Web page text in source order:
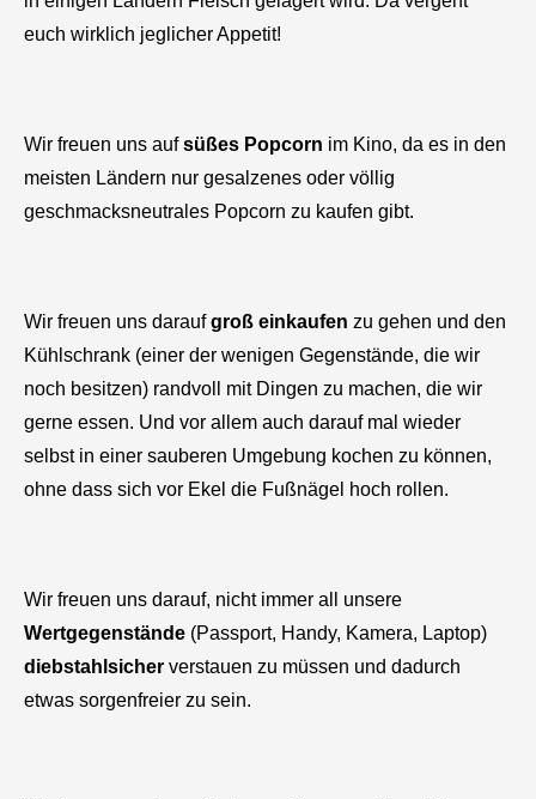
euch wirklich jeglicher Appetit!
Wir freuen uns aufsüßes Popcorn im Kino, da es in den
meisten Ländern nur gesalzenes oder völlig
geschmacksneutrales Popcorn zu kaufen gibt.
Wir freuen uns daraufgroß einkaufen zu gehen und den
Kühlschrank (einer der wenigen Gegenstände, die wir
noch besitzen) randvoll mit Dingen zu machen, die wir
gerne essen. Und vor allem auch darauf mal wieder
selbst in einer sauberen Umgebung kochen zu können,
ohne dass sich vor Ekel die Fußnägel hoch rollen.
Wir freuen uns darauf, nicht immer all unsere
Wertgegenstände (Passport, Handy, Kamera, Laptop)
diebstahlsicher verstauen zu müssen und dadurch
etwas sorgenfreier zu sein.